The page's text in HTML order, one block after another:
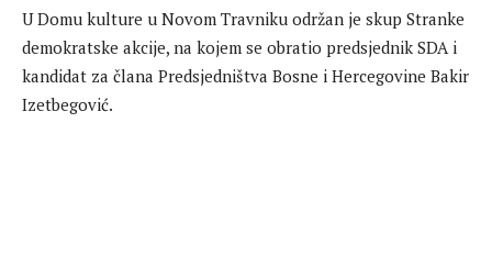
U Domu kulture u Novom Travniku održan je skup Stranke
demokratske akcije, na kojem se obratio predsjednik SDA i
kandidat za člana Predsjedništva Bosne i Hercegovine Bakir
Izetbegović.